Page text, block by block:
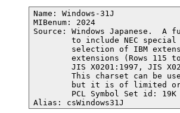
Name: Windows-31J
MIBenum: 2024
Source: Windows Japanese.
to include NEC
selection of IBM
extensions (Rows 115
JIS X0201:1997, JIS
This charset can be
but it is of limited
        PCL Symbol Set id: 19K